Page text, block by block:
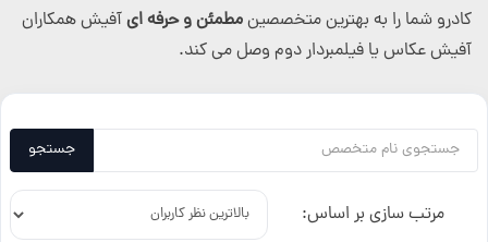
کادرو شما را به بهترین متخصصینمطمئن و حرفه ایآفیش همکاران
آفیش عکاس یا فیلمبردار دوم وصل می کند.
جستجو
مرتب سازی بر اساس: